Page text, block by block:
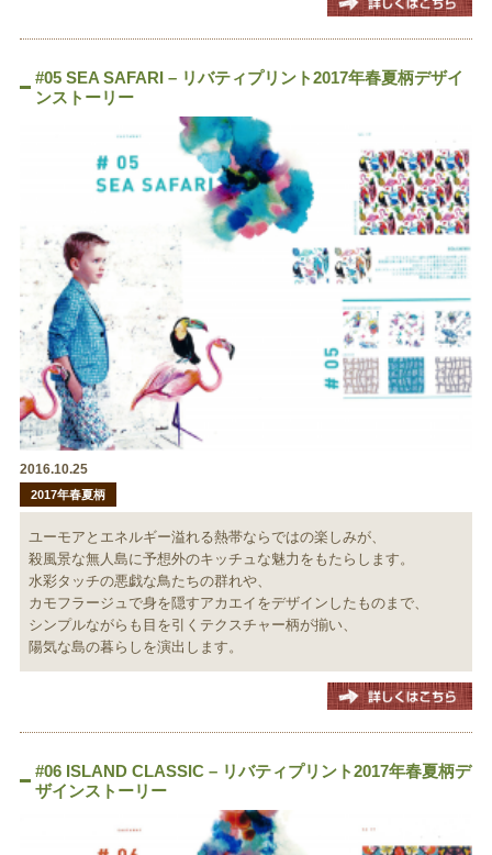
#05 SEA SAFARI – リバティプリント2017年春夏柄デザイ
ンストーリー
2016.10.25
2017年春夏柄
ユーモアとエネルギー溢れる熱帯ならではの楽しみが、
殺風景な無人島に予想外のキッチュな魅力をもたらします。
水彩タッチの悪戯な鳥たちの群れや、
カモフラージュで身を隠すアカエイをデザインしたものまで、
シンプルながらも目を引くテクスチャー柄が揃い、
陽気な島の暮らしを演出します。
#06 ISLAND CLASSIC – リバティプリント2017年春夏柄デ
ザインストーリー